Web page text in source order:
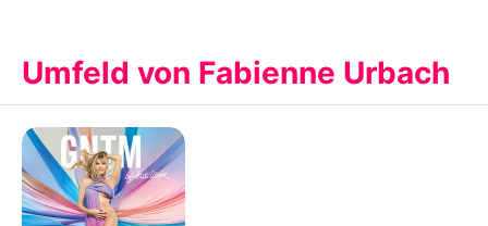
Umfeld von Fabienne Urbach